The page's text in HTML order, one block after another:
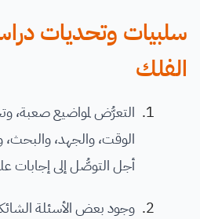
سلبيات وتحديات
الفلك
التعرُّض لمواضيع صعبة،
الوقت، والجهد،
أجل التوصُّل إلى إجابات
وجود بعض الأسئلة